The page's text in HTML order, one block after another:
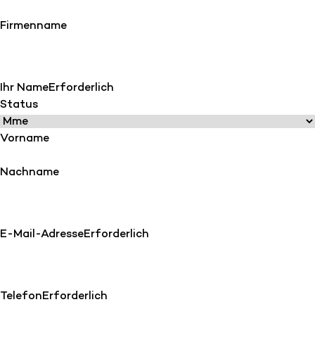
Firmenname
Ihr NameErforderlich
Status
Vorname
Nachname
E-Mail-AdresseErforderlich
TelefonErforderlich